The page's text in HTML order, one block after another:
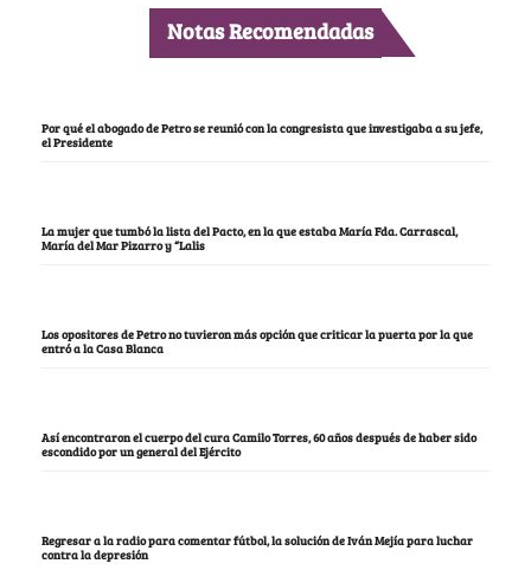
Notas Recomendadas
Por qué el abogado de Petro se reunió con la congresista que investigaba a su jefe,
el Presidente
La mujer que tumbó la lista del Pacto, en la que estaba María Fda. Carrascal,
María del Mar Pizarro y “Lalis
Los opositores de Petro no tuvieron más opción que criticar la puerta por la que
entró a la Casa Blanca
Así encontraron el cuerpo del cura Camilo Torres, 60 años después de haber sido
escondido por un general del Ejército
Regresar a la radio para comentar fútbol, la solución de Iván Mejía para luchar
contra la depresión